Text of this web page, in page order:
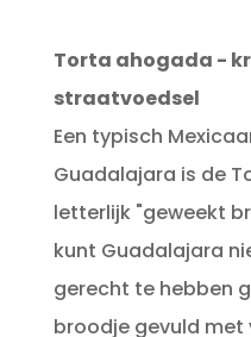
Torta ahogada -
straatvoedsel
Een typisch
Guadalajara is de
letterlijk "geweekt
kunt Guadalajara
gerecht te hebben
broodje gevuld met